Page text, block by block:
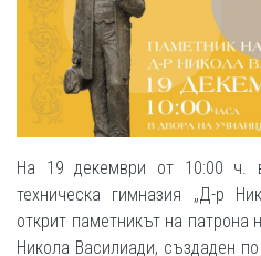
На 19 декември от 10:00 ч.
техническа гимназия „Д-р
открит паметникът на патрона
Никола Василиади, създаден